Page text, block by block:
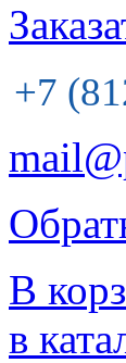
+7
В
в